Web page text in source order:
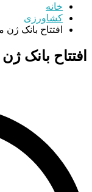
خانه
کشاورزی
افتتاح بانک
افتتاح بانک